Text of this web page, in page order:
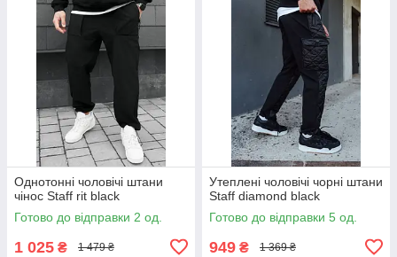
Однотонні чоловічі штани
чінос Staff rit black
Готово до відправки 2 од.
1 025 ₴ 1 479 ₴
Утеплені чоловічі чорні штани
Staff diamond black
Готово до відправки 5 од.
949 ₴ 1 369 ₴